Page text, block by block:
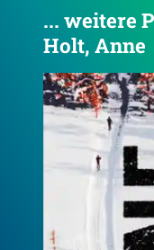
... weitere
Holt, Anne